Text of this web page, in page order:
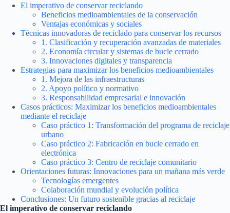
El imperativo de conservar reciclando
Beneficios medioambientales de la conservación
Ventajas económicas y sociales
Técnicas innovadoras de reciclado para conservar los recursos
1. Clasificación y recuperación avanzadas de materiales
2. Economía circular y sistemas de bucle cerrado
3. Innovaciones digitales y transparencia
Estrategias para maximizar los beneficios medioambientales
1. Mejora de las infraestructuras
2. Apoyo político y normativo
3. Responsabilidad empresarial e innovación
Casos prácticos: Maximizar los beneficios medioambientales
mediante el reciclaje
Caso práctico 1: Transformación del programa de reciclaje
urbano
Caso práctico 2: Fabricación en bucle cerrado en
electrónica
Caso práctico 3: Centro de reciclaje comunitario
Orientaciones futuras: Innovaciones para un mañana más verde
Tecnologías emergentes
Colaboración mundial y evolución política
Conclusiones: Un futuro sostenible gracias al reciclaje
El imperativo de conservar reciclando